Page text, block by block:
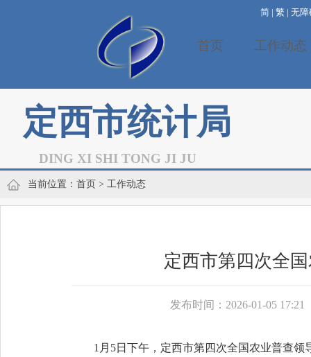
简 | 繁 | 无障
首页 工作动态
定西市统计局
DING XI SHI TONG JI JU
当前位置： 首页 > 工作动态
定西市第四次全
发布时间：2026-01-05 17:21
1月5日下午，定西市第四次全国农业普查